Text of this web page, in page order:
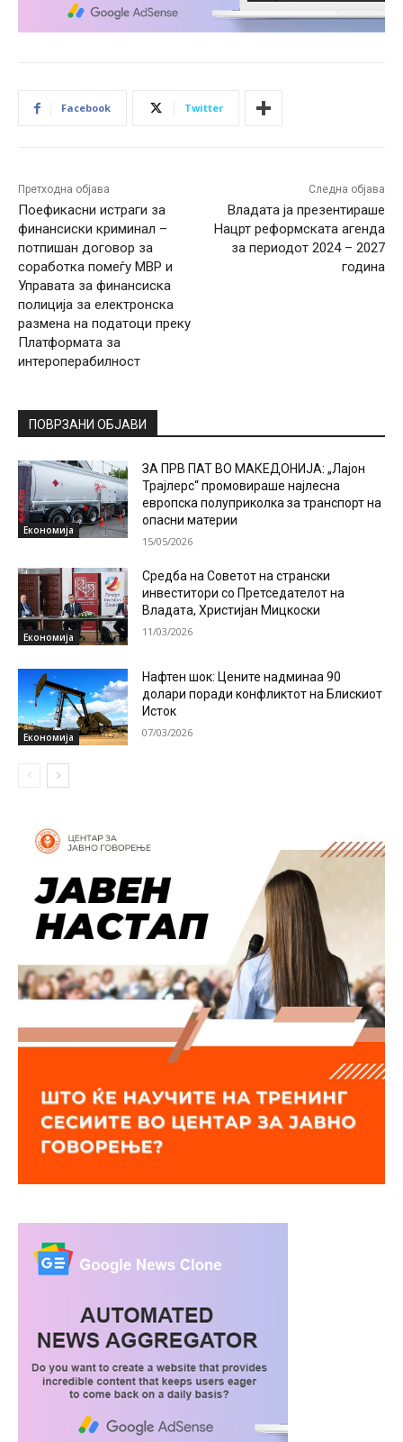
Facebook Twitter
Претходна објава
Поефикасни истраги за
финансиски криминал –
потпишан договор за
соработка помеѓу МВР и
Управата за финансиска
полиција за електронска
размена на податоци преку
Платформата за
интероперабилност
Следна објава
Владата ја презентираше
Нацрт реформската агенда
за периодот 2024 – 2027
година
ПОВРЗАНИ ОБЈАВИ
Економија
ЗА ПРВ ПАТ ВО МАКЕДОНИЈА: „Лајон
Трајлерс“ промовираше најлесна
европска полуприколка за транспорт на
опасни материи
15/05/2026
Економија
Средба на Советот на странски
инвеститори со Претседателот на
Владата, Христијан Мицкоски
11/03/2026
Економија
Нафтен шок: Цените надминаа 90
долари поради конфликтот на Блискиот
Исток
07/03/2026